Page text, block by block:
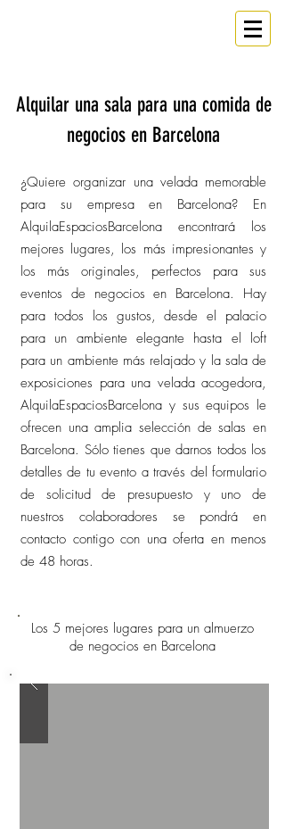
Alquilar una sala para una comida de
negocios en Barcelona
¿Quiere organizar una velada memorable
para su empresa en Barcelona? En
AlquilaEspaciosBarcelona encontrará los
mejores lugares, los más impresionantes y
los más originales, perfectos para sus
eventos de negocios en Barcelona. Hay
para todos los gustos, desde el palacio
para un ambiente elegante hasta el loft
para un ambiente más relajado y la sala de
exposiciones para una velada acogedora,
AlquilaEspaciosBarcelona y sus equipos le
ofrecen una amplia selección de salas en
Barcelona. Sólo tienes que darnos todos los
detalles de tu evento a través del formulario
de solicitud de presupuesto y uno de
nuestros colaboradores se pondrá en
contacto contigo con una oferta en menos
de 48 horas.
Los 5 mejores lugares para un almuerzo
de negocios en Barcelona